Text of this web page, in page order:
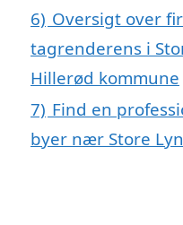
6) Oversigt over
tagrenderens i
Hillerød kommune
7) Find en
byer nær Store